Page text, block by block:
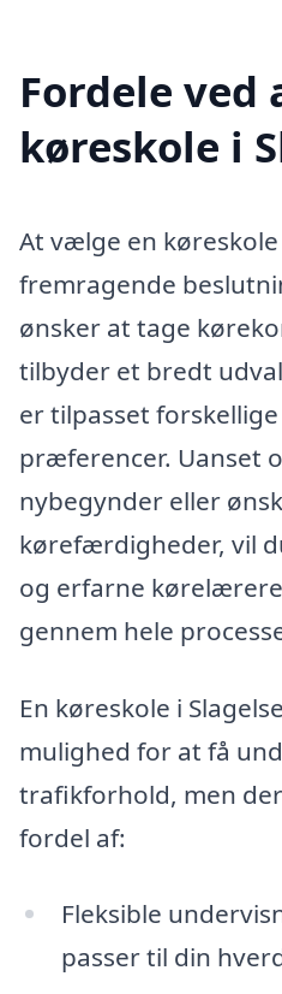
Fordele
køreskole i
At vælge en køreskole
fremragende
ønsker at tage
tilbyder et bredt
er tilpasset
præferencer. Uanset
nybegynder eller
kørefærdigheder, vil
og erfarne
gennem hele
En køreskole i
mulighed for at få
trafikforhold, men
fordel af:
Fleksible
passer til din